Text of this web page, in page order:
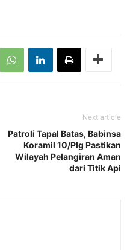
Next article
Patroli Tapal Batas, Babinsa
Koramil 10/Plg Pastikan
Wilayah Pelangiran Aman
dari Titik Api